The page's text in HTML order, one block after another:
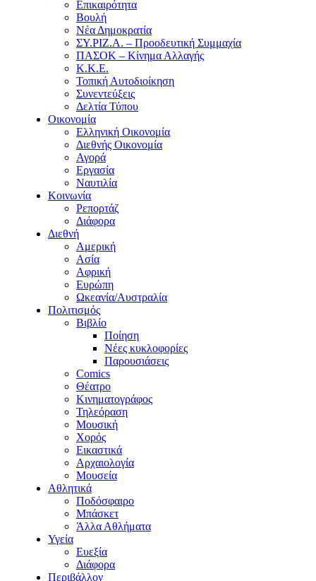
Επικαιρότητα
Βουλή
Νέα Δημοκρατία
ΣΥ.ΡΙΖ.Α. – Προοδευτική Συμμαχία
ΠΑΣΟΚ – Κίνημα Αλλαγής
Κ.Κ.Ε.
Τοπική Αυτοδιοίκηση
Συνεντεύξεις
Δελτία Τύπου
Οικονομία
Ελληνική Οικονομία
Διεθνής Οικονομία
Αγορά
Εργασία
Ναυτιλία
Κοινωνία
Ρεπορτάζ
Διάφορα
Διεθνή
Αμερική
Ασία
Αφρική
Ευρώπη
Ωκεανία/Αυστραλία
Πολιτισμός
Βιβλίο
Ποίηση
Νέες κυκλοφορίες
Παρουσιάσεις
Comics
Θέατρο
Κινηματογράφος
Τηλεόραση
Μουσική
Χορός
Εικαστικά
Αρχαιολογία
Μουσεία
Αθλητικά
Ποδόσφαιρο
Μπάσκετ
Άλλα Αθλήματα
Υγεία
Ευεξία
Διάφορα
Περιβάλλον